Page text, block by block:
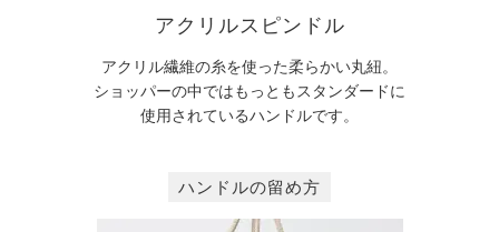
アクリルスピンドル
アクリル繊維の糸を使った柔らかい丸紐。
ショッパーの中ではもっともスタンダードに
使用されているハンドルです。
ハンドルの留め方